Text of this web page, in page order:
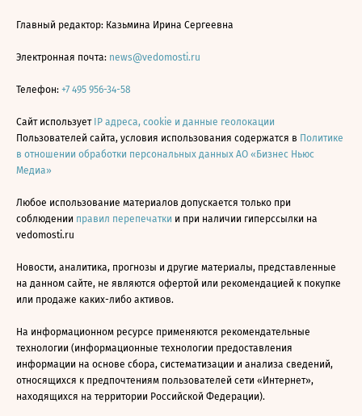
Главный редактор: Казьмина Ирина Сергеевна
Электронная почта: news@vedomosti.ru
Телефон: +7 495 956-34-58
Сайт использует IP адреса, cookie и данные геолокации
Пользователей сайта, условия использования содержатся в Политике
в отношении обработки персональных данных АО «Бизнес Ньюс
Медиа»
Любое использование материалов допускается только при
соблюдении правил перепечатки и при наличии гиперссылки на
vedomosti.ru
Новости, аналитика, прогнозы и другие материалы, представленные
на данном сайте, не являются офертой или рекомендацией к покупке
или продаже каких-либо активов.
На информационном ресурсе применяются рекомендательные
технологии (информационные технологии предоставления
информации на основе сбора, систематизации и анализа сведений,
относящихся к предпочтениям пользователей сети «Интернет»,
находящихся на территории Российской Федерации).